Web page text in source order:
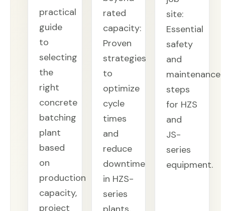
practical
guide
to
selecting
the
right
concrete
batching
plant
based
on
production
capacity,
project
rated
capacity:
Proven
strategies
to
optimize
cycle
times
and
reduce
downtime
in HZS-
series
site:
Essential
safety
and
maintenance
steps
for HZS
and
JS-
series
equipment.